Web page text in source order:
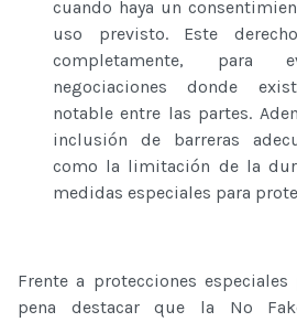
cuando haya un
uso previsto. Este
completamente, para
negociaciones donde
notable entre las partes.
inclusión de barreras
como la limitación de la
medidas especiales para
Frente a protecciones
pena destacar que la No